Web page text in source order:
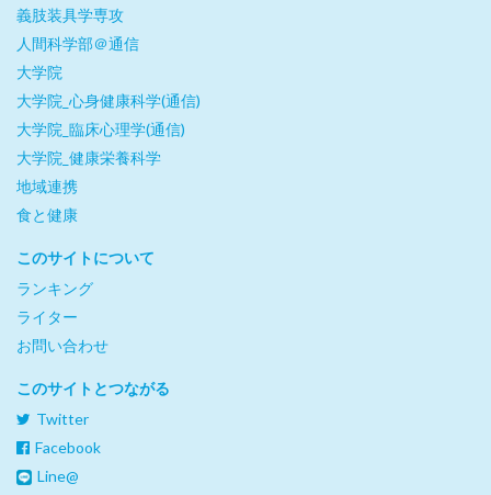
義肢装具学専攻
人間科学部＠通信
大学院
大学院_心身健康科学(通信)
大学院_臨床心理学(通信)
大学院_健康栄養科学
地域連携
食と健康
このサイトについて
ランキング
ライター
お問い合わせ
このサイトとつながる
Twitter
Facebook
Line@